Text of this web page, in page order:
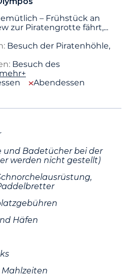
– Frühstück an
zur Piratengrotte fährt,...
Besuch der Piratenhöhle,
Besuch des
mehr+
Abendessen
und Badetücher bei der
werden nicht gestellt)
Häfen